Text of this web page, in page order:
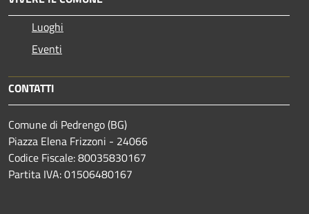
Luoghi
Eventi
CONTATTI
Comune di Pedrengo (BG)
Piazza Elena Frizzoni - 24066
Codice Fiscale: 80035830167
Partita IVA: 01506480167